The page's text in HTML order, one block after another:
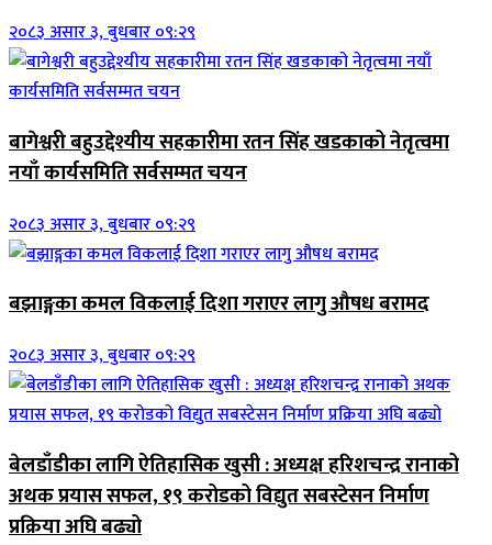
२०८३ असार ३, बुधबार ०९:२९
बागेश्वरी बहुउद्देश्यीय सहकारीमा रतन सिंह खडकाको नेतृत्वमा
नयाँ कार्यसमिति सर्वसम्मत चयन
२०८३ असार ३, बुधबार ०९:२९
बझाङ्गका कमल विकलाई दिशा गराएर लागु औषध बरामद
२०८३ असार ३, बुधबार ०९:२९
बेलडाँडीका लागि ऐतिहासिक खुसी : अध्यक्ष हरिशचन्द्र रानाको
अथक प्रयास सफल, १९ करोडको विद्युत सबस्टेसन निर्माण
प्रक्रिया अघि बढ्यो